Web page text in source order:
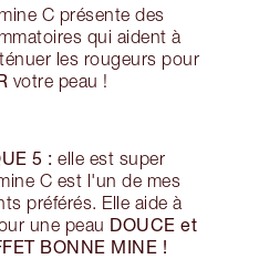
C présente des
qui aident à
les rougeurs pour
votre peau !
5 : elle est super
C est l'un de mes
préférés. Elle aide à
une peau DOUCE et
BONNE MINE !